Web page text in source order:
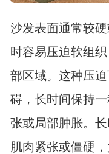
沙发表面通常较
时容易压迫软组
部区域。这种压
碍，长时间保持
张或局部肿胀。
肌肉紧张或僵硬